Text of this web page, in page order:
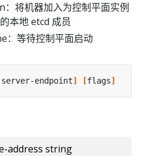
将机器加入为控制平面实例
本地 etcd 成员
等待控制平面启动
endpoint] [flags]
address string